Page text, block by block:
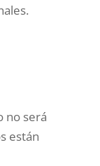
no será
están